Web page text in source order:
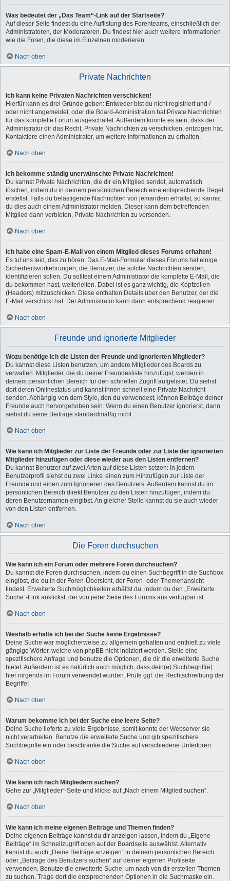
Was bedeutet der „Das Team“-Link auf der Startseite?
Auf dieser Seite findest du eine Auflistung des Forenteams, einschließlich der
Administratoren, der Moderatoren. Du findest hier auch weitere Informationen
wie die Foren, die diese im Einzelnen moderieren.
Nach oben
Private Nachrichten
Ich kann keine Privaten Nachrichten verschicken!
Hierfür kann es drei Gründe geben: Entweder bist du nicht registriert und /
oder nicht angemeldet, oder die Board-Administration hat Private Nachrichten
für das komplette Forum ausgeschaltet. Außerdem könnte es sein, dass der
Administrator dir das Recht, Private Nachrichten zu verschicken, entzogen hat.
Kontaktiere einen Administrator, um weitere Informationen zu erhalten.
Nach oben
Ich bekomme ständig unerwünschte Private Nachrichten!
Du kannst Private Nachrichten, die dir ein Mitglied sendet, automatisch
löschen, indem du in deinem persönlichen Bereich eine entsprechende Regel
erstellst. Falls du belästigende Nachrichten von jemandem erhältst, so kannst
du dies auch einem Administrator melden. Dieser kann dem betreffenden
Mitglied dann verbieten, Private Nachrichten zu versenden.
Nach oben
Ich habe eine Spam-E-Mail von einem Mitglied dieses Forums erhalten!
Es tut uns leid, das zu hören. Das E-Mail-Formular dieses Forums hat einige
Sicherheitsvorkehrungen, die Benutzer, die solche Nachrichten senden,
identifizieren sollen. Du solltest einem Administrator die komplette E-Mail, die
du bekommen hast, weiterleiten. Dabei ist es ganz wichtig, die Kopfzeilen
(Headers) mitzuschicken. Diese enthalten Details über den Benutzer, der die
E-Mail verschickt hat. Der Administrator kann dann entsprechend reagieren.
Nach oben
Freunde und ignorierte Mitglieder
Wozu benötige ich die Listen der Freunde und ignorierten Mitglieder?
Du kannst diese Listen benutzen, um andere Mitglieder des Boards zu
verwalten. Mitglieder, die du deiner Freundesliste hinzufügst, werden in
deinem persönlichen Bereich für den schnellen Zugriff aufgelistet. Du siehst
dort deren Onlinestatus und kannst ihnen schnell eine Private Nachricht
senden. Abhängig von dem Style, den du verwendest, können Beiträge deiner
Freunde auch hervorgehoben sein. Wenn du einen Benutzer ignorierst, dann
siehst du seine Beiträge standardmäßig nicht.
Nach oben
Wie kann ich Mitglieder zur Liste der Freunde oder zur Liste der ignorierten
Mitglieder hinzufügen oder diese wieder aus den Listen entfernen?
Du kannst Benutzer auf zwei Arten auf diese Listen setzen: In jedem
Benutzerprofil siehst du zwei Links: einen zum Hinzufügen zur Liste der
Freunde und einen zum Ignorieren des Benutzers. Außerdem kannst du im
persönlichen Bereich direkt Benutzer zu den Listen hinzufügen, indem du
deren Benutzernamen eingibst. An gleicher Stelle kannst du sie auch wieder
von den Listen entfernen.
Nach oben
Die Foren durchsuchen
Wie kann ich ein Forum oder mehrere Foren durchsuchen?
Du kannst die Foren durchsuchen, indem du einen Suchbegriff in die Suchbox
eingibst, die du in der Foren-Übersicht, der Foren- oder Themenansicht
findest. Erweiterte Suchmöglichkeiten erhältst du, indem du den „Erweiterte
Suche“-Link anklickst, der von jeder Seite des Forums aus verfügbar ist.
Nach oben
Weshalb erhalte ich bei der Suche keine Ergebnisse?
Deine Suche war möglicherweise zu allgemein gehalten und enthielt zu viele
gängige Wörter, welche von phpBB nicht indiziert werden. Stelle eine
spezifischere Anfrage und benutze die Optionen, die dir die erweiterte Suche
bietet. Außerdem ist es natürlich auch möglich, dass dein(e) Suchbegriff(e)
hier nirgends im Forum verwendet wurden. Prüfe ggf. die Rechtschreibung der
Begriffe!
Nach oben
Warum bekomme ich bei der Suche eine leere Seite?
Deine Suche lieferte zu viele Ergebnisse, somit konnte der Webserver sie
nicht verarbeiten. Benutze die erweiterte Suche und gib spezifischere
Suchbegriffe ein oder beschränke die Suche auf verschiedene Unterforen.
Nach oben
Wie kann ich nach Mitgliedern suchen?
Gehe zur „Mitglieder“-Seite und klicke auf „Nach einem Mitglied suchen“.
Nach oben
Wie kann ich meine eigenen Beiträge und Themen finden?
Deine eigenen Beiträge kannst du dir anzeigen lassen, indem du „Eigene
Beiträge“ im Schnellzugriff oben auf der Boardseite auswählst. Alternativ
kannst du auch „Deine Beiträge anzeigen“ in deinem persönlichen Bereich
oder „Beiträge des Benutzers suchen“ auf deiner eigenen Profilseite
verwenden. Benutze die erweiterte Suche, um nach von dir erstellen Themen
zu suchen. Trage dort die entsprechenden Optionen in die Suchmaske ein.